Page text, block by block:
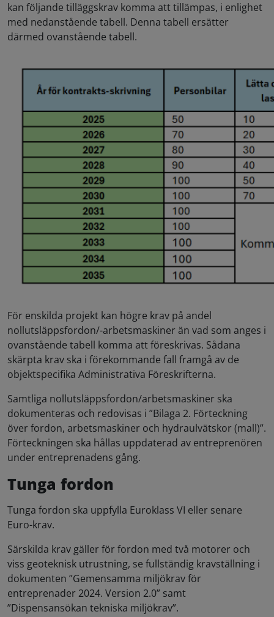
kan följande tilläggskrav komma att tillämpas, i enlighet
med nedanstående tabell. Denna tabell ersätter
därmed ovanstående tabell.
För enskilda projekt kan högre krav på andel
nollutsläppsfordon/-arbetsmaskiner än vad som anges i
ovanstående tabell komma att föreskrivas. Sådana
skärpta krav ska i förekommande fall framgå av de
objektspecifika Administrativa Föreskrifterna.
Samtliga nollutsläppsfordon/arbetsmaskiner ska
dokumenteras och redovisas i ”Bilaga 2. Förteckning
över fordon, arbetsmaskiner och hydraulvätskor (mall)”.
Förteckningen ska hållas uppdaterad av entreprenören
under entreprenadens gång.
Tunga fordon
Tunga fordon ska uppfylla Euroklass VI eller senare
Euro-krav.
Särskilda krav gäller för fordon med två motorer och
viss geoteknisk utrustning, se fullständig kravställning i
dokumenten ”Gemensamma miljökrav för
entreprenader 2024. Version 2.0” samt
”Dispensansökan tekniska miljökrav”.